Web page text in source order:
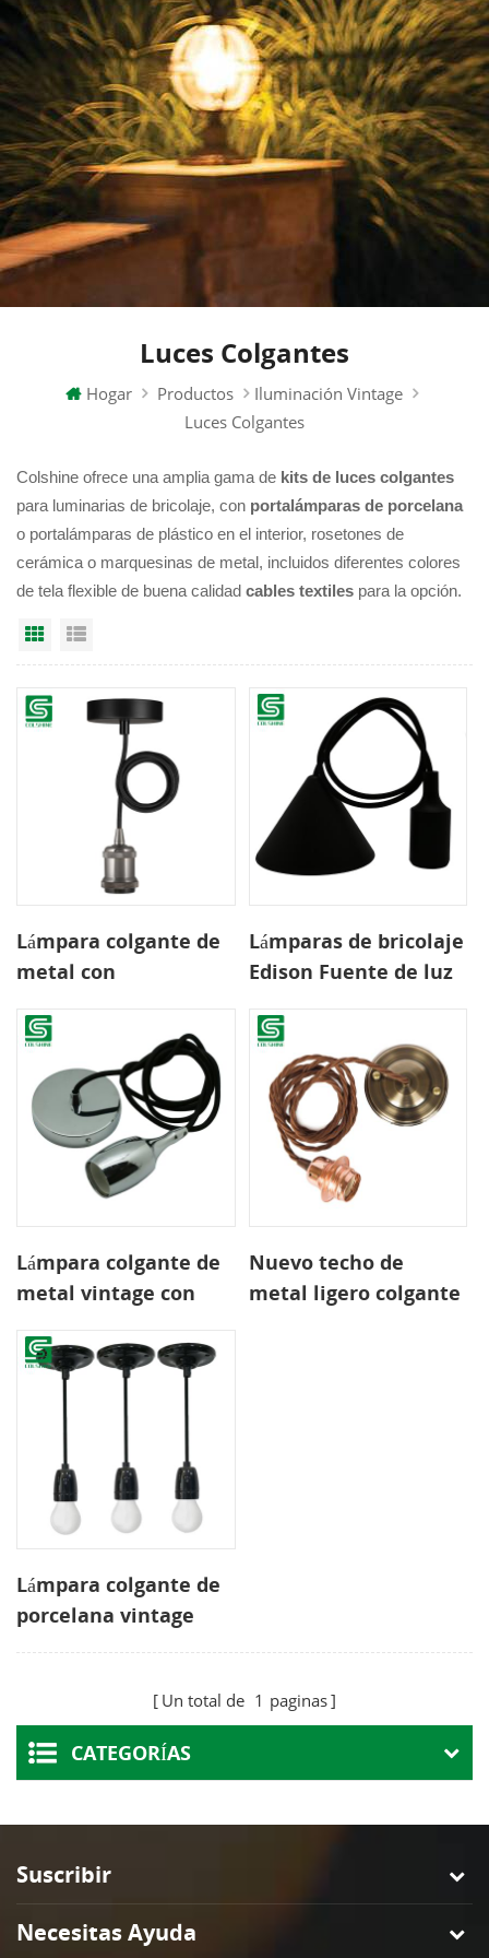
Luces Colgantes
Hogar Productos
Iluminación Vintage
Luces Colgantes
Colshine ofrece una amplia gama de kits de luces colgantes
para luminarias de bricolaje, con portalámparas de porcelana
o portalámparas de plástico en el interior, rosetones de
cerámica o marquesinas de metal, incluidos diferentes colores
de tela flexible de buena calidad cables textiles para la opción.
Grid View
Lámpara colgante de
metal con
vintage Lámpara
colgante E27
Lámparas de bricolaje
Edison Fuente de luz
de plástico
Lámpara colgante de
metal vintage con
Nuevo techo de
metal ligero colgante
Lámpara colgante de
porcelana vintage
Un total de 1 paginas
CATEGORÍAS
Suscribir
Necesitas Ayuda